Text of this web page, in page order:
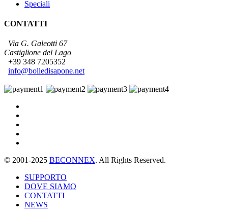
Speciali
CONTATTI
Via G. Galeotti 67
Castiglione del Lago
+39 348 7205352
info@bolledisapone.net
© 2001-2025 BECONNEX. All Rights Reserved.
SUPPORTO
DOVE SIAMO
CONTATTI
NEWS